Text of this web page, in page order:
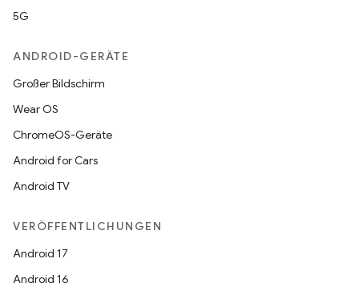
5G
ANDROID-GERÄTE
Großer Bildschirm
Wear OS
ChromeOS-Geräte
Android for Cars
Android TV
VERÖFFENTLICHUNGEN
Android 17
Android 16